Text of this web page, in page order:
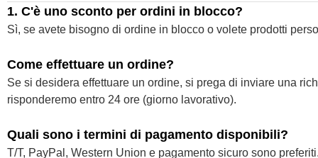
1. C'è uno sconto per ordini in blocco?
Sì, se avete bisogno di ordine in blocco o volete prodotti
Come effettuare un ordine?
Se si desidera effettuare un ordine, si prega di inviare una
risponderemo entro 24 ore (giorno lavorativo).
Quali sono i termini di pagamento disponibili?
T/T, PayPal, Western Union e pagamento sicuro sono